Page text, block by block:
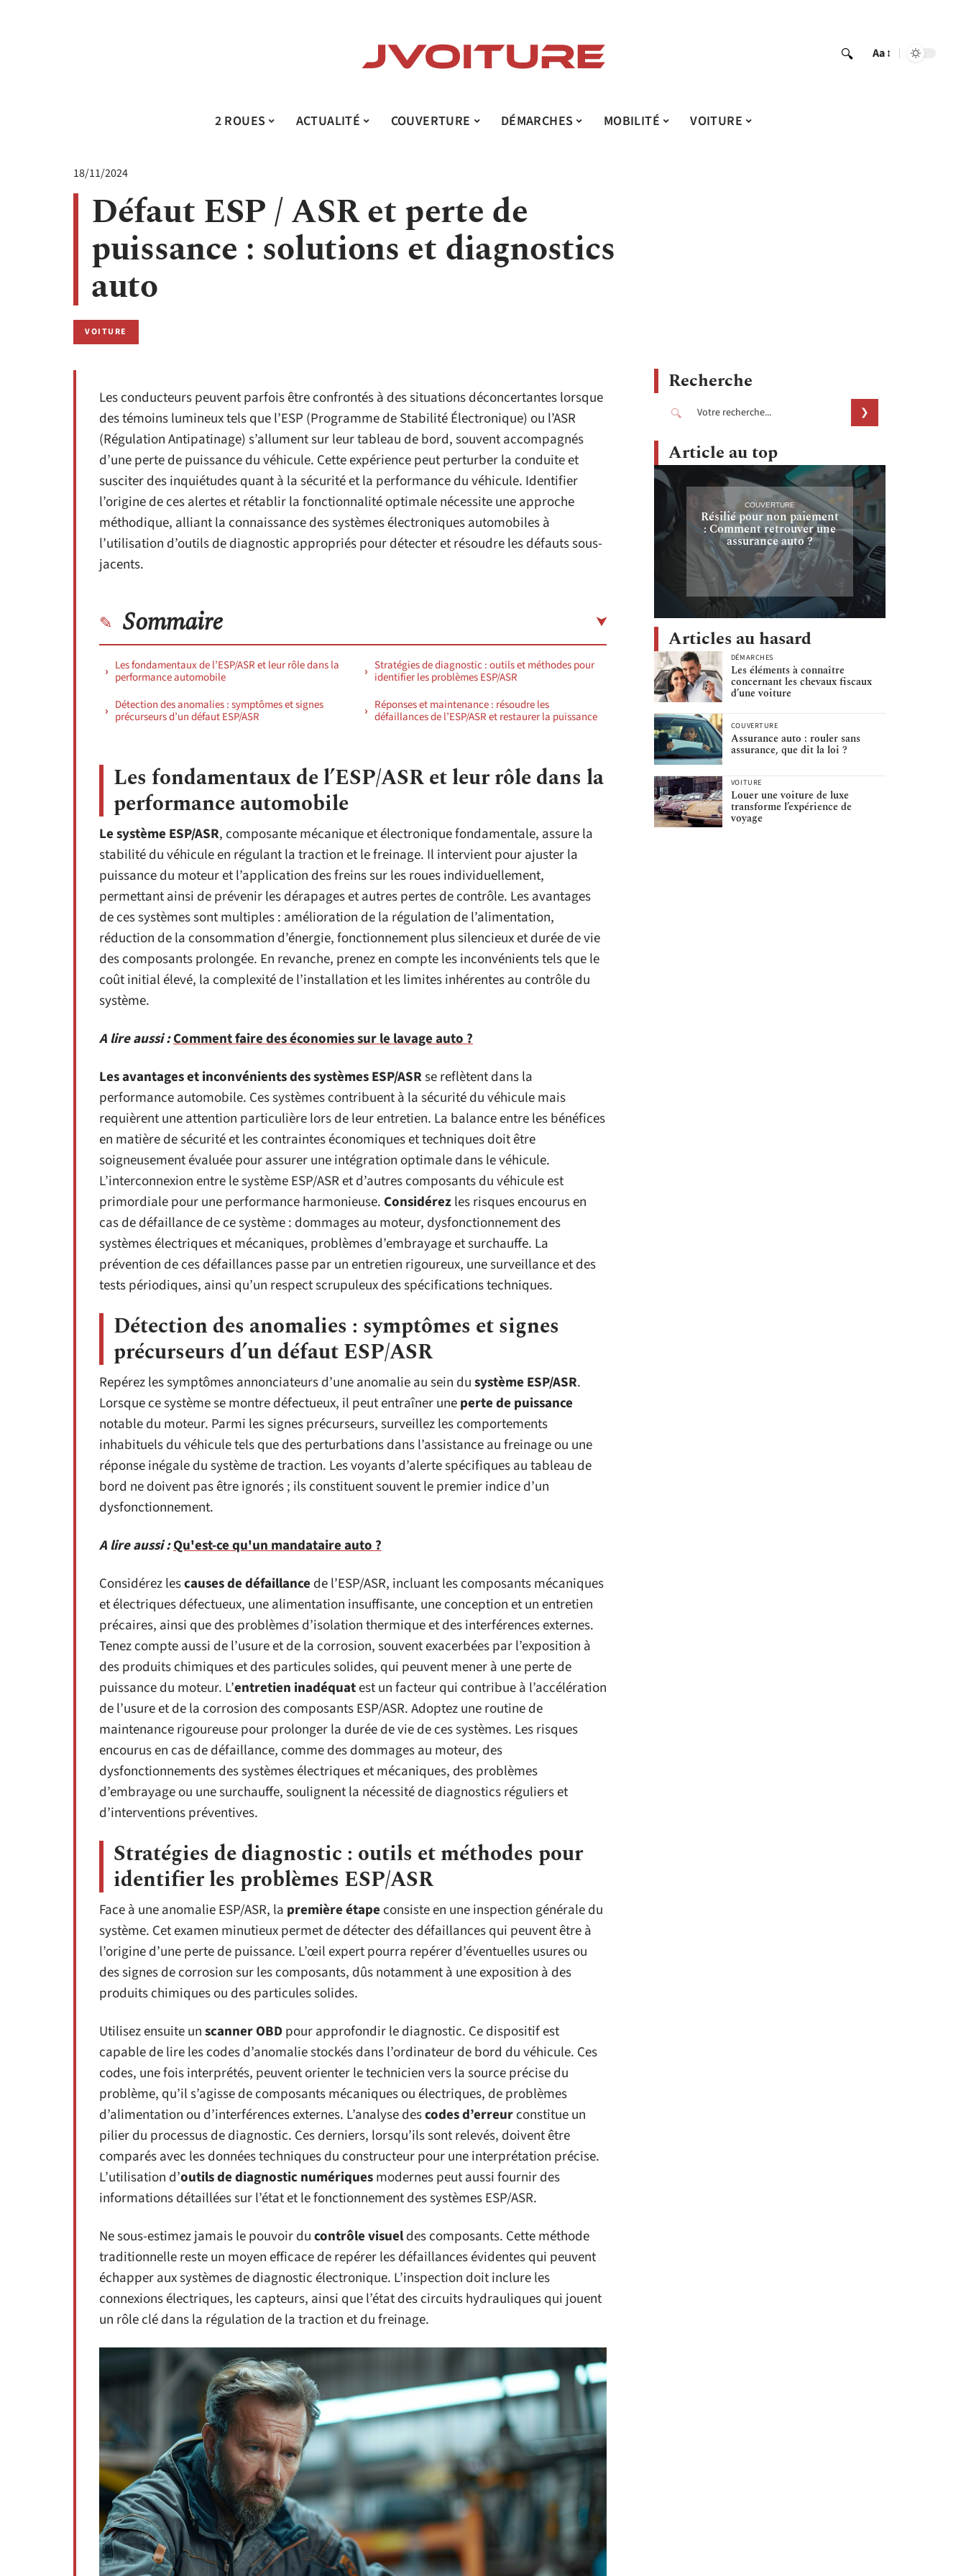
Aa
2 ROUES ACTUALITÉ COUVERTURE DÉMARCHES MOBILITÉ VOITURE
18/11/2024
Défaut ESP / ASR et perte de
puissance : solutions et diagnostics
auto
VOITURE
Les conducteurs peuvent parfois être confrontés à des situations déconcertantes lorsque
des témoins lumineux tels que l’ESP (Programme de Stabilité Électronique) ou l’ASR
(Régulation Antipatinage) s’allument sur leur tableau de bord, souvent accompagnés
d’une perte de puissance du véhicule. Cette expérience peut perturber la conduite et
susciter des inquiétudes quant à la sécurité et la performance du véhicule. Identifier
l’origine de ces alertes et rétablir la fonctionnalité optimale nécessite une approche
méthodique, alliant la connaissance des systèmes électroniques automobiles à
l’utilisation d’outils de diagnostic appropriés pour détecter et résoudre les défauts sous-
jacents.
Sommaire
Les fondamentaux de l’ESP/ASR et leur rôle dans la
performance automobile
Détection des anomalies : symptômes et signes
précurseurs d’un défaut ESP/ASR
Stratégies de diagnostic : outils et méthodes pour
identifier les problèmes ESP/ASR
Réponses et maintenance : résoudre les
défaillances de l’ESP/ASR et restaurer la puissance
Les fondamentaux de l’ESP/ASR et leur rôle dans la
performance automobile
Le système ESP/ASR, composante mécanique et électronique fondamentale, assure la
stabilité du véhicule en régulant la traction et le freinage. Il intervient pour ajuster la
puissance du moteur et l’application des freins sur les roues individuellement,
permettant ainsi de prévenir les dérapages et autres pertes de contrôle. Les avantages
de ces systèmes sont multiples : amélioration de la régulation de l’alimentation,
réduction de la consommation d’énergie, fonctionnement plus silencieux et durée de vie
des composants prolongée. En revanche, prenez en compte les inconvénients tels que le
coût initial élevé, la complexité de l’installation et les limites inhérentes au contrôle du
système.
A lire aussi :Comment faire des économies sur le lavage auto ?
Les avantages et inconvénients des systèmes ESP/ASRse reflètent dans la
performance automobile. Ces systèmes contribuent à la sécurité du véhicule mais
requièrent une attention particulière lors de leur entretien. La balance entre les bénéfices
en matière de sécurité et les contraintes économiques et techniques doit être
soigneusement évaluée pour assurer une intégration optimale dans le véhicule.
L’interconnexion entre le système ESP/ASR et d’autres composants du véhicule est
primordiale pour une performance harmonieuse. Considérezles risques encourus en
cas de défaillance de ce système : dommages au moteur, dysfonctionnement des
systèmes électriques et mécaniques, problèmes d’embrayage et surchauffe. La
prévention de ces défaillances passe par un entretien rigoureux, une surveillance et des
tests périodiques, ainsi qu’un respect scrupuleux des spécifications techniques.
Détection des anomalies : symptômes et signes
précurseurs d’un défaut ESP/ASR
Repérez les symptômes annonciateurs d’une anomalie au sein dusystème ESP/ASR.
Lorsque ce système se montre défectueux, il peut entraîner uneperte de puissance
notable du moteur. Parmi les signes précurseurs, surveillez les comportements
inhabituels du véhicule tels que des perturbations dans l’assistance au freinage ou une
réponse inégale du système de traction. Les voyants d’alerte spécifiques au tableau de
bord ne doivent pas être ignorés ; ils constituent souvent le premier indice d’un
dysfonctionnement.
A lire aussi :Qu'est-ce qu'un mandataire auto ?
Considérez lescauses de défaillance de l’ESP/ASR, incluant les composants mécaniques
et électriques défectueux, une alimentation insuffisante, une conception et un entretien
précaires, ainsi que des problèmes d’isolation thermique et des interférences externes.
Tenez compte aussi de l’usure et de la corrosion, souvent exacerbées par l’exposition à
des produits chimiques et des particules solides, qui peuvent mener à une perte de
puissance du moteur. L’entretien inadéquatest un facteur qui contribue à l’accélération
de l’usure et de la corrosion des composants ESP/ASR. Adoptez une routine de
maintenance rigoureuse pour prolonger la durée de vie de ces systèmes. Les risques
encourus en cas de défaillance, comme des dommages au moteur, des
dysfonctionnements des systèmes électriques et mécaniques, des problèmes
d’embrayage ou une surchauffe, soulignent la nécessité de diagnostics réguliers et
d’interventions préventives.
Stratégies de diagnostic : outils et méthodes pour
identifier les problèmes ESP/ASR
Face à une anomalie ESP/ASR, la première étape consiste en une inspection générale du
système. Cet examen minutieux permet de détecter des défaillances qui peuvent être à
l’origine d’une perte de puissance. L’œil expert pourra repérer d’éventuelles usures ou
des signes de corrosion sur les composants, dûs notamment à une exposition à des
produits chimiques ou des particules solides.
Utilisez ensuite unscanner OBDpour approfondir le diagnostic. Ce dispositif est
capable de lire les codes d’anomalie stockés dans l’ordinateur de bord du véhicule. Ces
codes, une fois interprétés, peuvent orienter le technicien vers la source précise du
problème, qu’il s’agisse de composants mécaniques ou électriques, de problèmes
d’alimentation ou d’interférences externes. L’analyse descodes d’erreurconstitue un
pilier du processus de diagnostic. Ces derniers, lorsqu’ils sont relevés, doivent être
comparés avec les données techniques du constructeur pour une interprétation précise.
L’utilisation d’outils de diagnostic numériquesmodernes peut aussi fournir des
informations détaillées sur l’état et le fonctionnement des systèmes ESP/ASR.
Ne sous-estimez jamais le pouvoir ducontrôle visueldes composants. Cette méthode
traditionnelle reste un moyen efficace de repérer les défaillances évidentes qui peuvent
échapper aux systèmes de diagnostic électronique. L’inspection doit inclure les
connexions électriques, les capteurs, ainsi que l’état des circuits hydrauliques qui jouent
un rôle clé dans la régulation de la traction et du freinage.
Recherche
Article au top
COUVERTURE
Résilié pour non paiement
: Comment retrouver une
assurance auto ?
Articles au hasard
DÉMARCHES
Les éléments à connaître
concernant les chevaux fiscaux
d’une voiture
COUVERTURE
Assurance auto : rouler sans
assurance, que dit la loi ?
VOITURE
Louer une voiture de luxe
transforme l’expérience de
voyage